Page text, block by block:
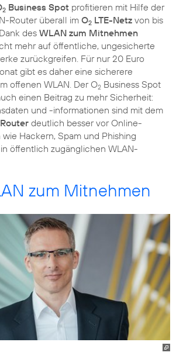
2 Business Spot profitieren mit Hilfe der
Router überall im O2 LTE-Netz von bis
des WLAN zum Mitnehmen
mehr auf öffentliche, ungesicherte
zurückgreifen. Für nur 20 Euro
gibt es daher eine sicherere
offenen WLAN. Der O2 Business Spot
einen Beitrag zu mehr Sicherheit:
und -informationen sind mit dem
deutlich besser vor Online-
Hackern, Spam und Phishing
öffentlich zugänglichen WLAN-
zum Mitnehmen